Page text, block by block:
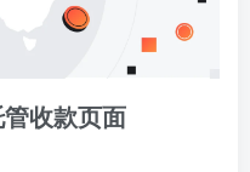
收款页面